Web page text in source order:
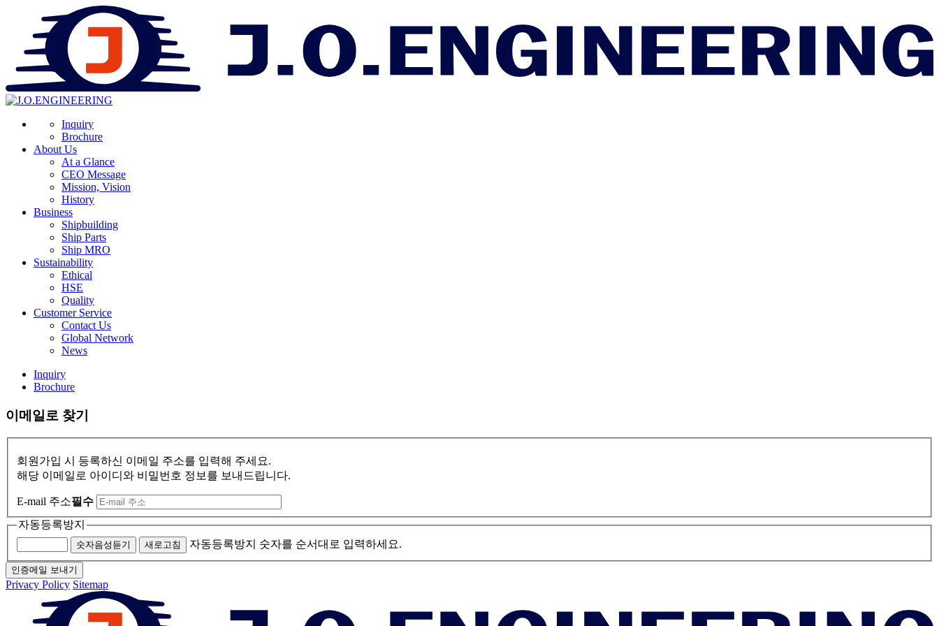
Inquiry
Brochure
About Us
At a Glance
CEO Message
Mission, Vision
History
Business
Shipbuilding
Ship Parts
Ship MRO
Sustainability
Ethical
HSE
Quality
Customer Service
Contact Us
Global Network
News
Inquiry
Brochure
이메일로 찾기
회원가입 시 등록하신 이메일 주소를 입력해 주세요.
해당 이메일로 아이디와 비밀번호 정보를 보내드립니다.
E-mail 주소필수
자동등록방지
숫자음성듣기 새로고침 자동등록방지 숫자를 순서대로 입력하세요.
인증메일 보내기
Privacy Policy Sitemap